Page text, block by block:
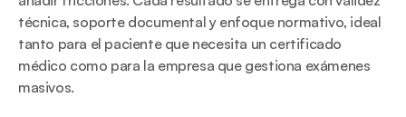
técnica, soporte documental y enfoque normativo, ideal
tanto para el paciente que necesita un certificado
médico como para la empresa que gestiona exámenes
masivos.